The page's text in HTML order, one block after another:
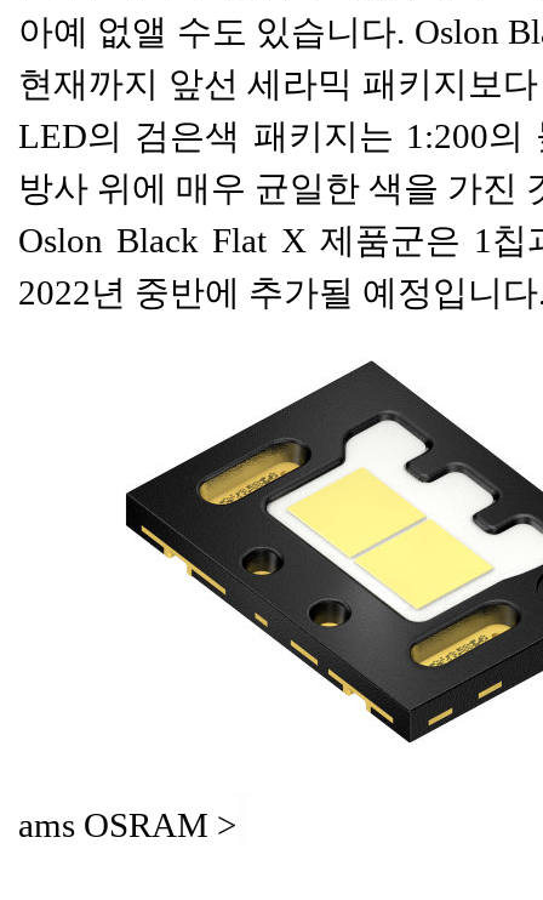
아예 없앨 수도 있습니다. Oslon
현재까지 앞선 세라믹 패키지보
LED의 검은색 패키지는 1:200
방사 위에 매우 균일한 색을 가진
Oslon Black Flat X 제품군은 1
2022년 중반에 추가될 예정입니
ams OSRAM >